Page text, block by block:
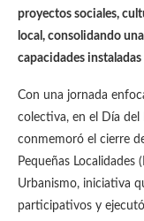
proyectos sociales,
local, consolidando
capacidades
Con una jornada
colectiva, en el Día del
conmemoró el cierre
Pequeñas Localidades
Urbanismo, iniciativa
participativos y